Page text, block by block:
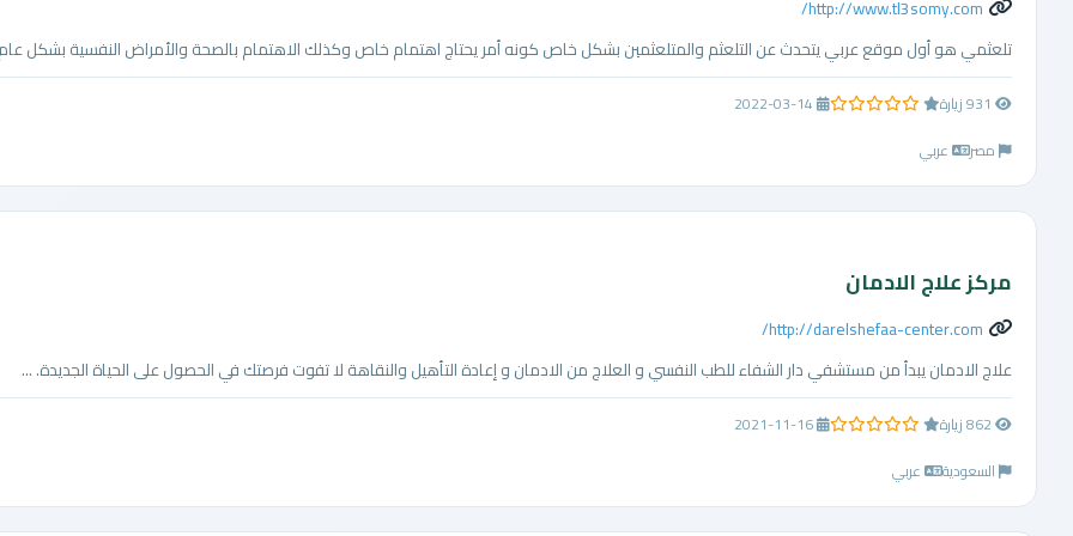
http://www.tl3somy.com/
تلعثمي هو أول موقع عربي يتحدث عن التلعثم والمتلعثمين بشكل خاص كونه أمر يحتاج اهتمام خاص وكذلك الاهتمام بالصحة والأمراض النفسية بشكل
0.0 من 5 نجوم
مصر
عربي
مركز علاج الادمان
http://darelshefaa-center.com/
علاج الادمان يبدأ من مستشفي دار الشفاء للطب النفسي و العلاج من الادمان و إعادة التأهيل والنقاهة لا تفوت فرصتك في الحصول على الحياة الجديدة. ...
0.0 من 5 نجوم
السعودية
عربي